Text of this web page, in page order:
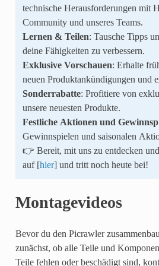
technische Herausforderungen mit
Community und unseres Teams.
Lernen & Teilen: Tausche Tipps
deine Fähigkeiten zu verbessern.
Exklusive Vorschauen: Erhalte
neuen Produktankündigungen und
Sonderrabatte: Profitiere von
unsere neuesten Produkte.
Festliche Aktionen und
Gewinnspielen und saisonalen
👉 Bereit, mit uns zu entdecken
auf [hier] und tritt noch heute bei!
Montagevideos
Bevor du den Picrawler
zunächst, ob alle Teile und
Teile fehlen oder beschädigt sind,